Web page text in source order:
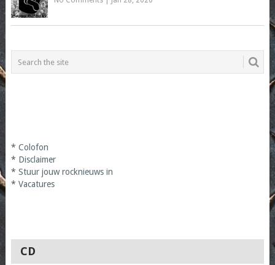
* Colofon
* Disclaimer
* Stuur jouw rocknieuws in
* Vacatures
CD